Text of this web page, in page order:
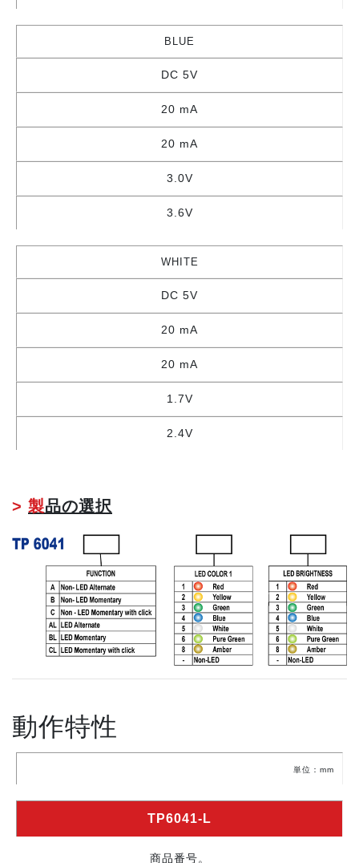
BLUE
DC 5V
20 mA
20 mA
3.0V
3.6V
WHITE
DC 5V
20 mA
20 mA
1.7V
2.4V
> 製品の選択
動作特性
単位：mm
TP6041-L
商品番号。